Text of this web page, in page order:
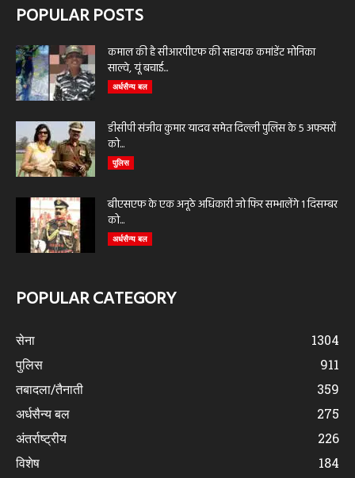
POPULAR POSTS
कमाल की है सीआरपीएफ की सहायक कमांडेंट मोनिका
साल्वे, यूं बचाई...
अर्धसैन्य बल
डीसीपी संजीव कुमार यादव समेत दिल्ली पुलिस के 5 अफसरों
को...
पुलिस
बीएसएफ के एक अनूठे अधिकारी जो फिर सम्भालेंगे 1 दिसम्बर
को...
अर्धसैन्य बल
POPULAR CATEGORY
सेना
1304
पुलिस
911
तबादला/तैनाती
359
अर्धसैन्य बल
275
अंतर्राष्ट्रीय
226
विशेष
184